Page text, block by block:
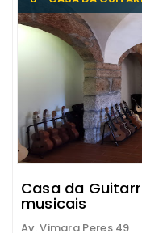
Casa da
musicais
Av. Vimara Peres 49